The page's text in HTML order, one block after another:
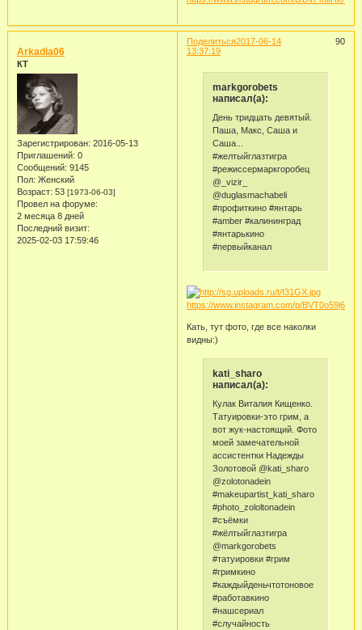
Поделиться 90
2017-06-14
13:37:19
Arkadia06
КТ
Зарегистрирован: 2016-05-13
Приглашений: 0
Сообщений: 9145
Пол: Женский
Возраст: 53 [1973-06-03]
Провел на форуме:
2 месяца 8 дней
Последний визит:
2025-02-03 17:59:46
markgorobets
написал(а):
День тридцать девятый.
Паша, Макс, Саша и
Саша...
#желтыйглазтигра
#режиссермаркгоробец
@_vizir_
@duglasmachabeli
#профиткино #янтарь
#amber #калининград
#янтарькино
#первыйканал
https://www.instagram.com/p/BVT0o59j6Mr/
Кать, тут фото, где все наколки
видны:)
kati_sharo
написал(а):
Кулак Виталия Кищенко.
Татуировки-это грим, а
вот жук-настоящий. Фото
моей замечательной
ассистентки Надежды
Золотовой @kati_sharo
@zolotonadein
#makeupartist_kati_sharo
#photo_zololtonadein
#съёмки
#жёлтыйглазтигра
@markgorobets
#татуировки #грим
#гримкино
#каждыйденьчтотоновое
#работавкино
#нашсериал
#случайность